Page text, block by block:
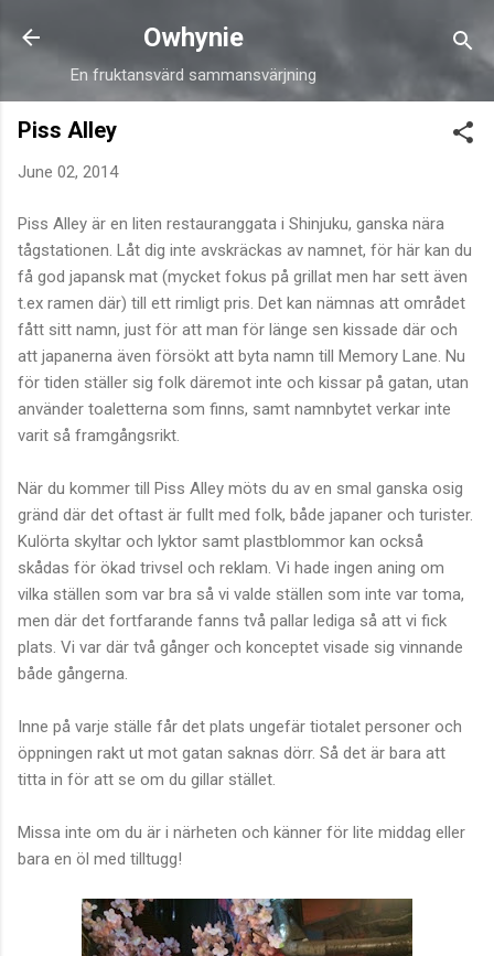
Skip to main content
Owhynie
En fruktansvärd sammansvärjning
Piss Alley
June 02, 2014
Piss Alley är en liten restauranggata i Shinjuku, ganska nära
tågstationen. Låt dig inte avskräckas av namnet, för här kan du
få god japansk mat (mycket fokus på grillat men har sett även
t.ex ramen där) till ett rimligt pris. Det kan nämnas att området
fått sitt namn, just för att man för länge sen kissade där och
att japanerna även försökt att byta namn till Memory Lane. Nu
för tiden ställer sig folk däremot inte och kissar på gatan, utan
använder toaletterna som finns, samt namnbytet verkar inte
varit så framgångsrikt.
När du kommer till Piss Alley möts du av en smal ganska osig
gränd där det oftast är fullt med folk, både japaner och turister.
Kulörta skyltar och lyktor samt plastblommor kan också
skådas för ökad trivsel och reklam. Vi hade ingen aning om
vilka ställen som var bra så vi valde ställen som inte var toma,
men där det fortfarande fanns två pallar lediga så att vi fick
plats. Vi var där två gånger och konceptet visade sig vinnande
både gångerna.
Inne på varje ställe får det plats ungefär tiotalet personer och
öppningen rakt ut mot gatan saknas dörr. Så det är bara att
titta in för att se om du gillar stället.
Missa inte om du är i närheten och känner för lite middag eller
bara en öl med tilltugg!